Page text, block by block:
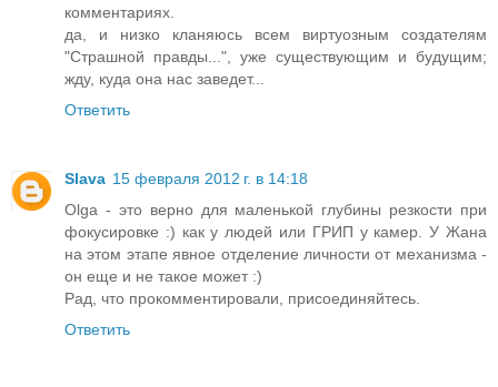
комментариях.
да, и низко кланяюсь всем виртуозным создателям
"Страшной правды...", уже существующим и будущим;
жду, куда она нас заведет...
Ответить
Slava 15 февраля 2012 г. в 14:18
Olga - это верно для маленькой глубины резкости при
фокусировке :) как у людей или ГРИП у камер. У Жана
на этом этапе явное отделение личности от механизма -
он еще и не такое может :)
Рад, что прокомментировали, присоединяйтесь.
Ответить